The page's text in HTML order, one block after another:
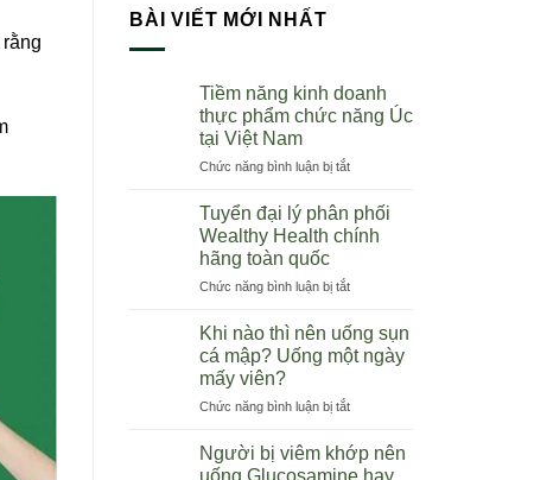
rằng
BÀI VIẾT MỚI NHẤT
Tiềm năng kinh doanh
thực phẩm chức năng Úc
tại Việt Nam
Chức năng bình luận bị tắtở
năng
kinh
doanh
phẩm
năng
Úc
tại
Nam
Tuyển đại lý phân phối
Wealthy Health chính
hãng toàn quốc
Chức năng bình luận bị tắtở
đại
lý
phân
Wealthy
chính
hãng
Khi nào thì nên uống sụn
cá mập? Uống một ngày
mấy viên?
Chức năng bình luận bị tắtở
nào
thì
Người bị viêm khớp nên
uống Glucosamine hay